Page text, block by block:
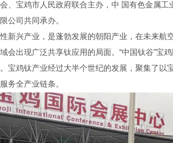
、宝鸡市人民政府联合主办，中 国有色金属
公司共同承办。
新兴产业，是蓬勃发展的朝阳产业，在未来航
会出现广泛共享钛应用的局面。“中国钛谷”宝
宝鸡钛产业经过大半个世纪的发展，聚集了以
务全产业链条。